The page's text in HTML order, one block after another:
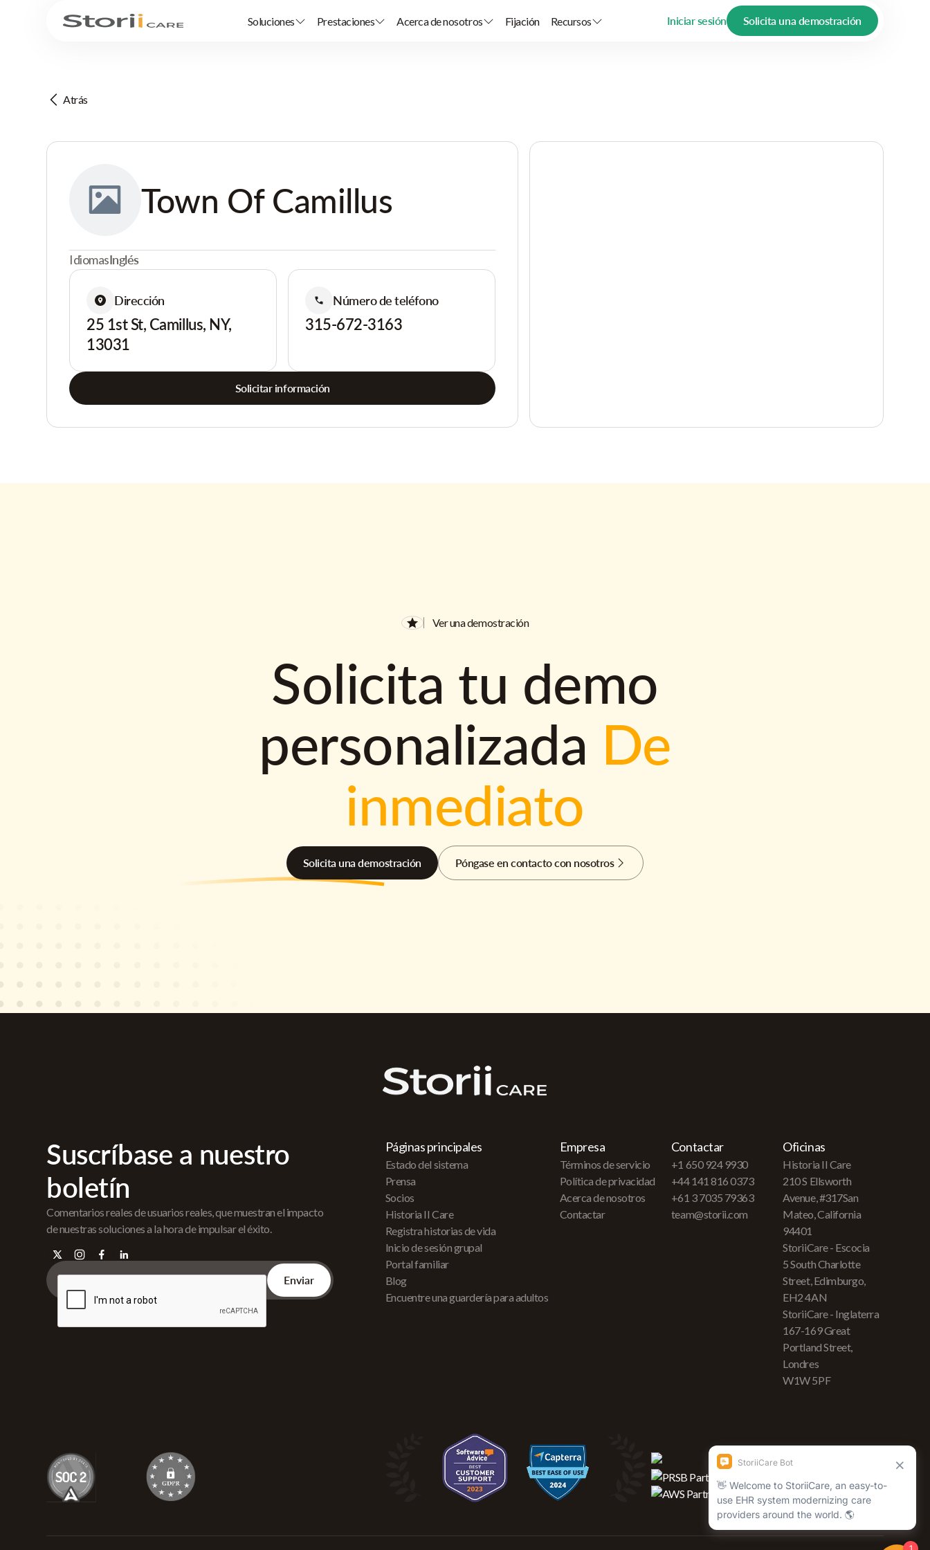
Soluciones Prestaciones Acerca de nosotros Fijación Recursos Iniciar sesión Solicita una demostración
Atrás
Town Of Camillus
IdiomasInglés
Dirección
25 1st St, Camillus, NY,
13031
Número de teléfono
315-672-3163
Solicitar información
Ver una demostración
Solicita tu demo
personalizada De
inmediato
Solicita una demostración Póngase en contacto con nosotros
Suscríbase a nuestro
boletín
Comentarios reales de usuarios reales, que muestran el impacto
de nuestras soluciones a la hora de impulsar el éxito.
Páginas principales
Estado del sistema
Prensa
Socios
Historia II Care
Registra historias de vida
Inicio de sesión grupal
Portal familiar
Blog
Encuentre una guardería para adultos
Empresa
Términos de servicio
Política de privacidad
Acerca de nosotros
Contactar
Contactar
+1 650 924 9930
+44 141 816 0373
+61 3 7035 79363
team@storii.com
Oficinas
Historia II Care
210 S Ellsworth
Avenue, #317San
Mateo, California
94401
StoriiCare - Escocia
5 South Charlotte
Street, Edimburgo,
EH2 4AN
StoriiCare - Inglaterra
167-169 Great
Portland Street,
Londres
W1W 5PF